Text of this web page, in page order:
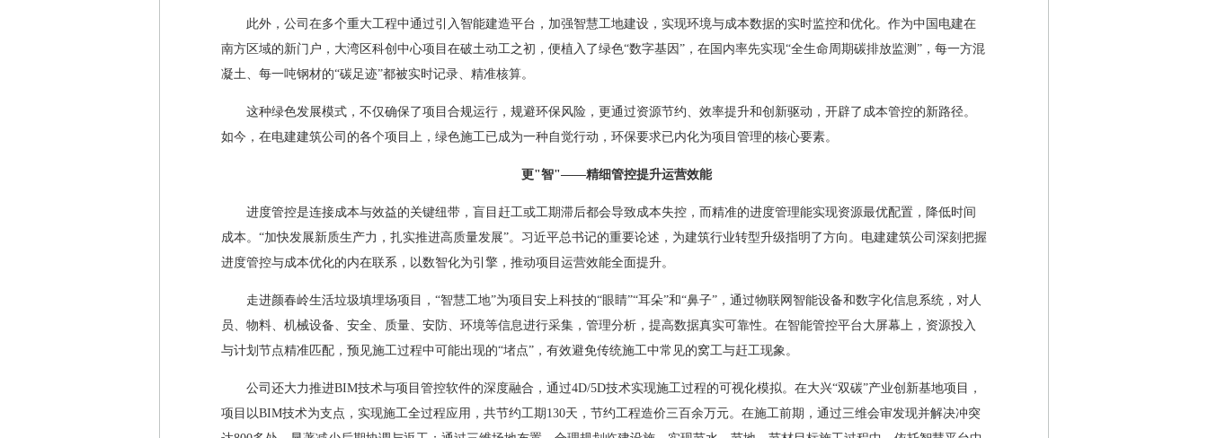
此外，公司在多个重大工程中通过引入智能建造平台，加强智慧工地建设，实现环境与成本数据的实时监控和优化。作为中国电建在
南方区域的新门户，大湾区科创中心项目在破土动工之初，便植入了绿色“数字基因”，在国内率先实现“全生命周期碳排放监测”，每一方混
凝土、每一吨钢材的“碳足迹”都被实时记录、精准核算。
这种绿色发展模式，不仅确保了项目合规运行，规避环保风险，更通过资源节约、效率提升和创新驱动，开辟了成本管控的新路径。
如今，在电建建筑公司的各个项目上，绿色施工已成为一种自觉行动，环保要求已内化为项目管理的核心要素。
更"智"——精细管控提升运营效能
进度管控是连接成本与效益的关键纽带，盲目赶工或工期滞后都会导致成本失控，而精准的进度管理能实现资源最优配置，降低时间
成本。“加快发展新质生产力，扎实推进高质量发展”。习近平总书记的重要论述，为建筑行业转型升级指明了方向。电建建筑公司深刻把握
进度管控与成本优化的内在联系，以数智化为引擎，推动项目运营效能全面提升。
走进颜春岭生活垃圾填埋场项目，“智慧工地”为项目安上科技的“眼睛”“耳朵”和“鼻子”，通过物联网智能设备和数字化信息系统，对人
员、物料、机械设备、安全、质量、安防、环境等信息进行采集，管理分析，提高数据真实可靠性。在智能管控平台大屏幕上，资源投入
与计划节点精准匹配，预见施工过程中可能出现的“堵点”，有效避免传统施工中常见的窝工与赶工现象。
公司还大力推进BIM技术与项目管控软件的深度融合，通过4D/5D技术实现施工过程的可视化模拟。在大兴“双碳”产业创新基地项目，
项目以BIM技术为支点，实现施工全过程应用，共节约工期130天，节约工程造价三百余万元。在施工前期，通过三维会审发现并解决冲突